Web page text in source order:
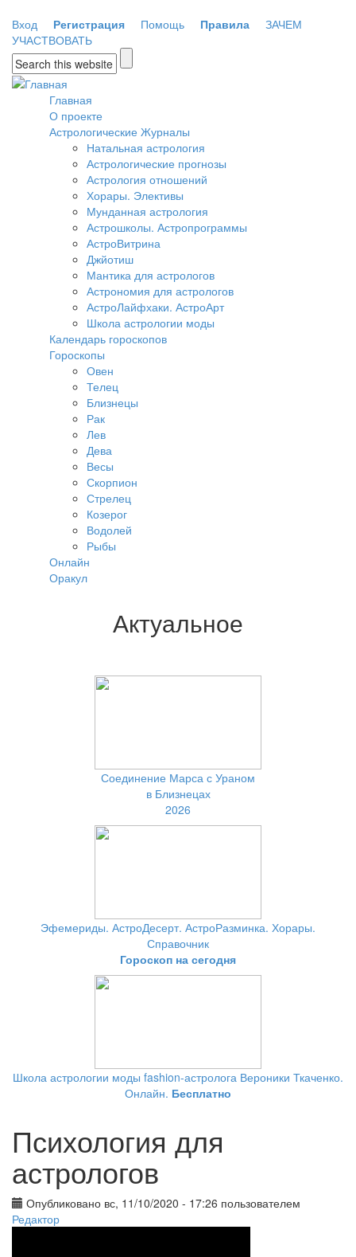
Вход
Регистрация Помощь Правила
ЗАЧЕМ
УЧАСТВОВАТЬ
Форма поиска
Главная
О проекте
Астрологические Журналы
Натальная астрология
Астрологические прогнозы
Астрология отношений
Хорары. Элективы
Мунданная астрология
Астрошколы. Астропрограммы
АстроВитрина
Джйотиш
Мантика для астрологов
Астрономия для астрологов
АстроЛайфхаки. АстроАрт
Школа астрологии моды
Календарь гороскопов
Гороскопы
Овен
Телец
Близнецы
Рак
Лев
Дева
Весы
Скорпион
Стрелец
Козерог
Водолей
Рыбы
Онлайн
Оракул
Актуальное
Соединение Марса с Ураном
в Близнецах
2026
Эфемериды. АстроДесерт. АстроРазминка. Хорары.
Справочник
Гороскоп на сегодня
Школа астрологии моды fashion-астролога Вероники Ткаченко.
Онлайн. Бесплатно
Психология для
астрологов
Опубликовано вс, 11/10/2020 - 17:26 пользователем
Редактор